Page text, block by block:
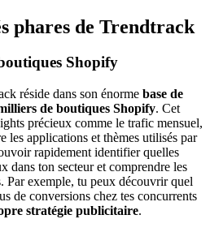
phares de Trendtrack
Shopify
réside dans son énorme base de
de boutiques Shopify. Cet
précieux comme le trafic mensuel,
les applications et thèmes utilisés par
rapidement identifier quelles
dans ton secteur et comprendre les
Par exemple, tu peux découvrir quel
de conversions chez tes concurrents
stratégie publicitaire.